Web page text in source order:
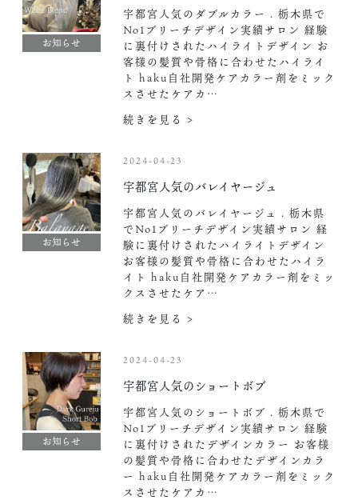
お知らせ
宇都宮人気のダブルカラー . 栃木県で
No1ブリーチデザイン実績サロン 経験
に裏付けされたハイライトデザイン お
客様の髪質や骨格に合わせたハイライ
ト haku自社開発ケアカラー剤をミック
スさせたケアカ…
続きを見る >
お知らせ
2024-04-23
宇都宮人気のバレイヤージュ
宇都宮人気のバレイヤージュ . 栃木県
でNo1ブリーチデザイン実績サロン 経
験に裏付けされたハイライトデザイン
お客様の髪質や骨格に合わせたハイラ
イト haku自社開発ケアカラー剤をミッ
クスさせたケア…
続きを見る >
お知らせ
2024-04-23
宇都宮人気のショートボブ
宇都宮人気のショートボブ . 栃木県で
No1ブリーチデザイン実績サロン 経験
に裏付けされたデザインカラー お客様
の髪質や骨格に合わせたデザインカラ
ー haku自社開発ケアカラー剤をミック
スさせたケアカ…